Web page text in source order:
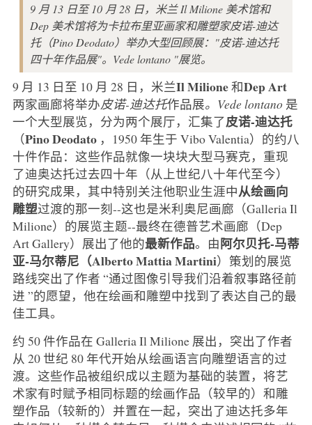
9 月 13 日至 10 月 28 日，米兰 Il Milione 美术馆和
Dep 美术馆将为卡拉布里亚画家和雕塑家皮诺-迪达
托（Pino Deodato）举办大型回顾展："皮诺-迪达托
四十年作品展"。Vede lontano "展览。
9 月 13 日至 10 月 28 日，米兰Il Milione和Dep Art
两家画廊将举办皮诺-迪达托作品展。Vede lontano是
一个大型展览，分为两个展厅，汇集了皮诺-迪达托
（Pino Deodato ，1950 年生于 Vibo Valentia）的约八
十件作品：这些作品就像一块块大型马赛克，重现
了迪奥达托过去四十年（从上世纪八十年代至今）
的研究成果，其中特别关注他职业生涯中从绘画向
雕塑过渡的那一刻--这也是米利奥尼画廊（Galleria Il
Milione）的展览主题--最终在德普艺术画廊（Dep
Art Gallery）展出了他的最新作品。由阿尔贝托-马蒂
亚-马尔蒂尼（Alberto Mattia Martini）策划的展览
路线突出了作者 “通过图像引导我们沿着叙事路径前
进 ”的愿望，他在绘画和雕塑中找到了表达自己的最
佳工具。
约 50 件作品在 Galleria Il Milione 展出，突出了作者
从 20 世纪 80 年代开始从绘画语言向雕塑语言的过
渡。这些作品被组织成以主题为基础的装置，将艺
术家有时赋予相同标题的绘画作品（较早的）和雕
塑作品（较新的）并置在一起，突出了迪达托多年